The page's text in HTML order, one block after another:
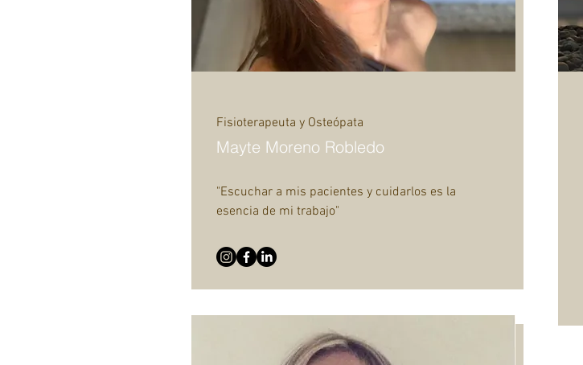
Fisioterapeuta y Osteópata
Mayte Moreno Robledo
"Escuchar a mis pacientes y cuidarlos es la
esencia de mi trabajo"